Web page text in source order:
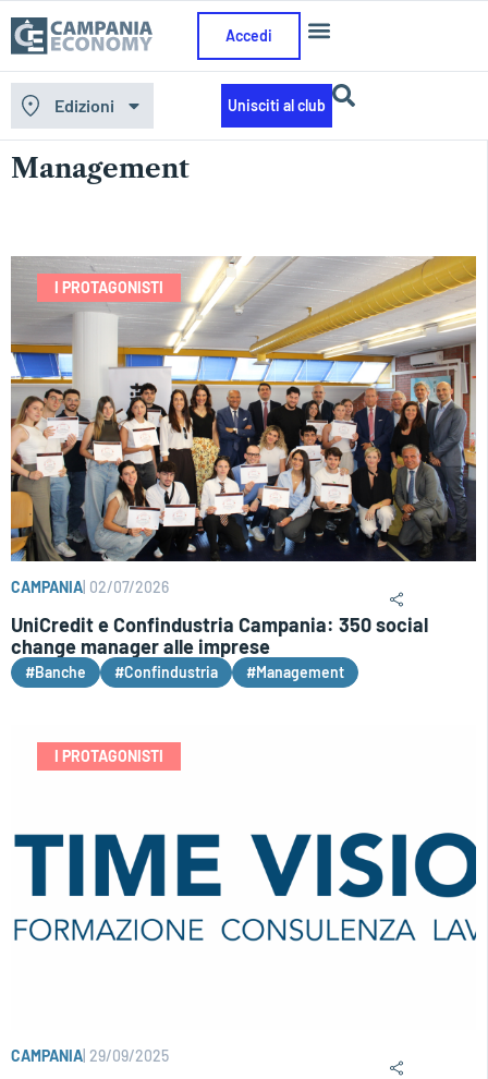
Accedi
Edizioni Unisciti al club
Home »Management
Management
I PROTAGONISTI
CAMPANIA 02/07/2026
UniCredit e Confindustria Campania: 350 social
change manager alle imprese
#Banche #Confindustria #Management
I PROTAGONISTI
CAMPANIA 29/09/2025